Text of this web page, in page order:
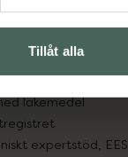
Tillåt alla
in gammal medicin
läkemedel
expertstöd, EES